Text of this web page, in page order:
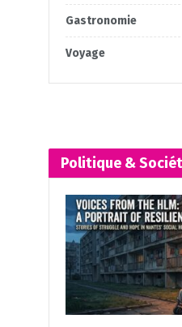
Gastronomie
Voyage
Politique &